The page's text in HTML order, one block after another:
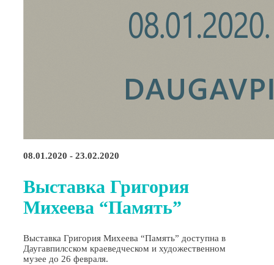
08.01.2020 - 23.02.2020
Выставка Григория
Михеева “Память”
Выставка Григория Михеева “Память” доступна в
Даугавпилсском краеведческом и художественном
музее до 26 февраля.